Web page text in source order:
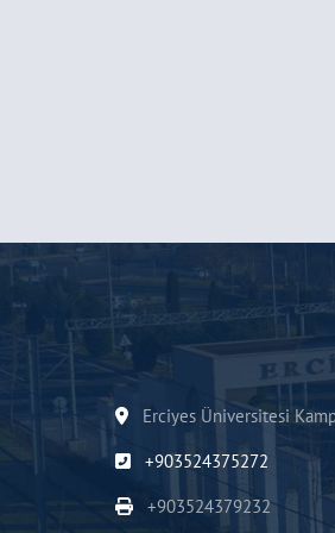
Erciyes Üniversitesi
+903524375272
+903524379232